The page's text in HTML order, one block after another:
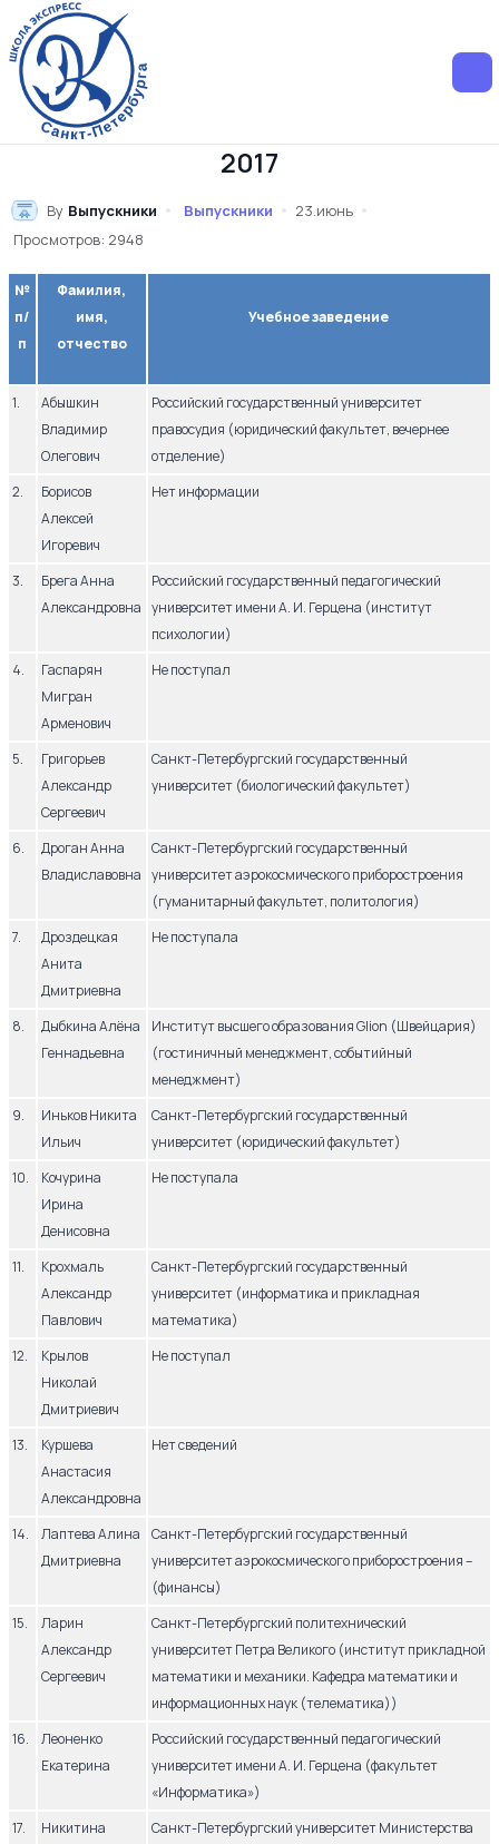
2017
By Выпускники Выпускники
23.июнь
Просмотров: 2948
№
п/
п
Фамилия,
имя,
отчество
Учебное заведение
1.
Абышкин
Владимир
Олегович
Российский государственный университет
правосудия (юридический факультет, вечернее
отделение)
2.
Борисов
Алексей
Игоревич
Нет информации
3.
Брега Анна
Александровна
Российский государственный педагогический
университет имени А. И. Герцена (институт
психологии)
4.
Гаспарян
Мигран
Арменович
Не поступал
5.
Григорьев
Александр
Сергеевич
Санкт-Петербургский государственный
университет (биологический факультет)
6.
Дроган Анна
Владиславовна
Санкт-Петербургский государственный
университет аэрокосмического приборостроения
(гуманитарный факультет, политология)
7.
Дроздецкая
Анита
Дмитриевна
Не поступала
8.
Дыбкина Алёна
Геннадьевна
Институт высшего образования Glion (Швейцария)
(гостиничный менеджмент, событийный
менеджмент)
9.
Иньков Никита
Ильич
Санкт-Петербургский государственный
университет (юридический факультет)
10.
Кочурина
Ирина
Денисовна
Не поступала
11.
Крохмаль
Александр
Павлович
Санкт-Петербургский государственный
университет (информатика и прикладная
математика)
12.
Крылов
Николай
Дмитриевич
Не поступал
13.
Куршева
Анастасия
Александровна
Нет сведений
14.
Лаптева Алина
Дмитриевна
Санкт-Петербургский государственный
университет аэрокосмического приборостроения –
(финансы)
15.
Ларин
Александр
Сергеевич
Санкт-Петербургский политехнический
университет Петра Великого (институт прикладной
математики и механики. Кафедра математики и
информационных наук (телематика))
16.
Леоненко
Екатерина
Российский государственный педагогический
университет имени А. И. Герцена (факультет
«Информатика»)
17.
Никитина
Санкт-Петербургский университет Министерства